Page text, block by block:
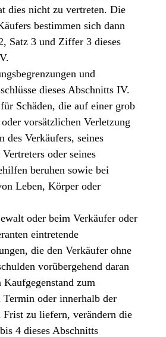
dies nicht zu vertreten. Die
bestimmen sich dann
Satz 3 und Ziffer 3 dieses
und
dieses Abschnitts IV.
Schäden, die auf einer grob
vorsätzlichen Verletzung
des Verkäufers, seines
oder seines
beruhen sowie bei
Leben, Körper oder
oder beim Verkäufer oder
eintretende
die den Verkäufer ohne
vorübergehend daran
Kaufgegenstand zum
Termin oder innerhalb der
Frist zu liefern, verändern die
4 dieses Abschnitts